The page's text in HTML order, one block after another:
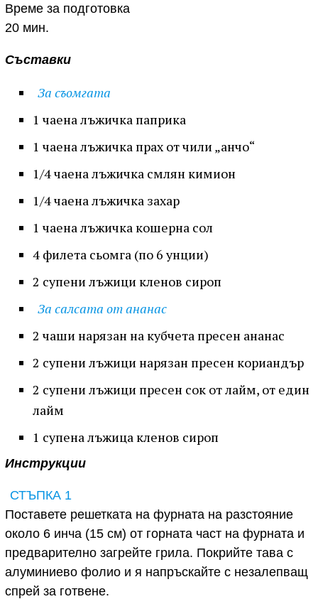
Време за подготовка
20 мин.
Съставки
За съомгата
1 чаена лъжичка паприка
1 чаена лъжичка прах от чили „анчо“
1/4 чаена лъжичка смлян кимион
1/4 чаена лъжичка захар
1 чаена лъжичка кошерна сол
4 филета сьомга (по 6 унции)
2 супени лъжици кленов сироп
За салсата от ананас
2 чаши нарязан на кубчета пресен ананас
2 супени лъжици нарязан пресен кориандър
2 супени лъжици пресен сок от лайм, от един
лайм
1 супена лъжица кленов сироп
Инструкции
СТЪПКА 1
Поставете решетката на фурната на разстояние
около 6 инча (15 см) от горната част на фурната и
предварително загрейте грила. Покрийте тава с
алуминиево фолио и я напръскайте с незалепващ
спрей за готвене.